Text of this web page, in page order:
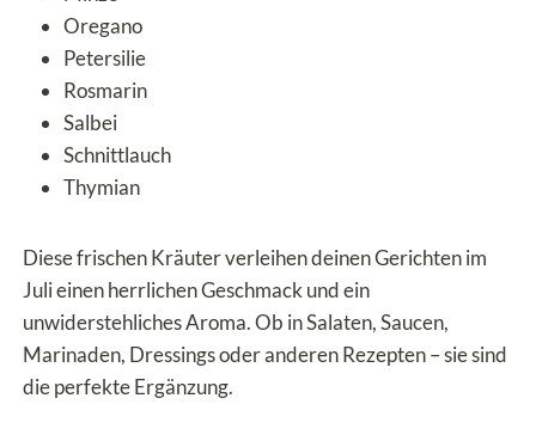
Oregano
Petersilie
Rosmarin
Salbei
Schnittlauch
Thymian
Diese frischen Kräuter verleihen deinen Gerichten im
Juli einen herrlichen Geschmack und ein
unwiderstehliches Aroma. Ob in Salaten, Saucen,
Marinaden, Dressings oder anderen Rezepten – sie sind
die perfekte Ergänzung.